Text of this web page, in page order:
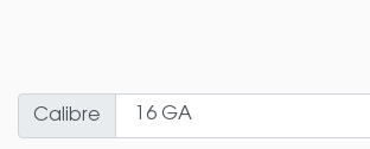
Calibre